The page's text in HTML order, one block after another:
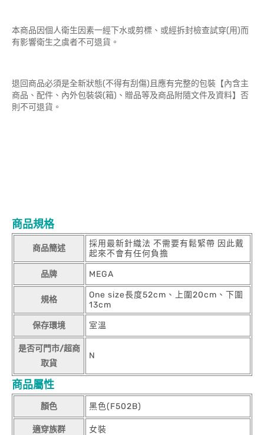
本商品因個人衛生因素一經下水或剪標、或經拆封檢查試穿(用)而
有影響衛生之虞者不可退貨。
退回商品必須是全新狀態(不得有刮傷)且應有完整的包裝【內含主
商品、配件、內外包裝袋(箱)、贈品等及商品附隨文件及資料】否
則不可退貨。
商品規格
商品簡述
採用最新針織法 不需要有鬆緊帶 因此戴
起來不會有任何負擔
品牌 MEGA
規格
One size長度52cm、上圍20cm、下圍
13cm
保存環境 室溫
是否可門市/超商
取貨
N
商品屬性
顏色 黑色(F502B)
適穿族群 女裝